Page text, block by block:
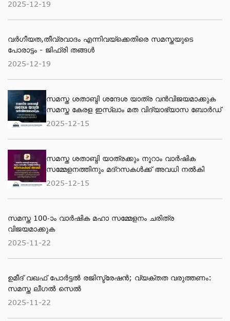
2025-12-19
വർഗീയത,തീവ്രവാദം എന്നിവയ്ക്കെതിരെ സമസ്തയുടെ
പോരാട്ടം - ജിഫ്‌രി തങ്ങൾ
2025-12-19
സമസ്ത ശതാബ്ദി ശന്ദേശ യാത്ര വന്‍വിജയമാക്കുക
സമസ്ത കേരള ഇസ്ലാം മത വിദ്യാഭ്യാസ ബോര്‍ഡ്
2025-12-15
സമസ്ത ശതാബ്ദി യാത്രക്കും നൂറാം വാര്‍ഷിക
സമ്മേളനത്തിനും മദ്റസകള്‍ക്ക് അവധി നല്‍കി
2025-12-15
സമസ്ത 100-ാം വാര്‍ഷിക മഹാ സമ്മേളനം ചരിത്ര
വിജയമാക്കുക
2025-11-22
ഉമീദ് വഖഫ് പോർട്ടൽ രജിസ്ട്രേഷൻ; വ്യക്തത വരുത്തണം:
സമസ്ത ലീഗൽ സെൽ
2025-11-22